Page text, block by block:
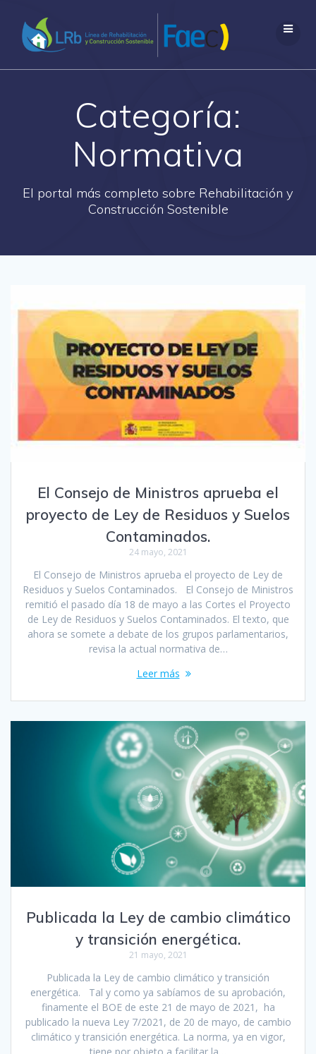
al
contenido
Categoría:
Normativa
El portal más completo sobre Rehabilitación y
Construcción Sostenible
El Consejo de Ministros aprueba el
proyecto de Ley de Residuos y Suelos
Contaminados.
24 mayo, 2021
El Consejo de Ministros aprueba el proyecto de Ley de
Residuos y Suelos Contaminados. El Consejo de Ministros
remitió el pasado día 18 de mayo a las Cortes el Proyecto
de Ley de Residuos y Suelos Contaminados. El texto, que
ahora se somete a debate de los grupos parlamentarios,
revisa la actual normativa de…
Leer más
Publicada la Ley de cambio climático
y transición energética.
21 mayo, 2021
Publicada la Ley de cambio climático y transición
energética. Tal y como ya sabíamos de su aprobación,
finamente el BOE de este 21 de mayo de 2021, ha
publicado la nueva Ley 7/2021, de 20 de mayo, de cambio
climático y transición energética. La norma, ya en vigor,